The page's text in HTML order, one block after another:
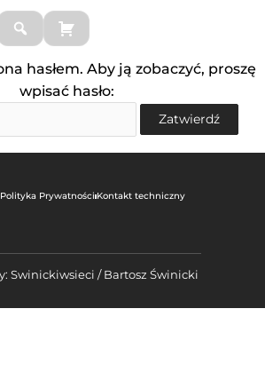
hasłem. Aby ją zobaczyć, proszę
wpisać hasło:
Polityka Prywatności Kontakt techniczny
Swinickiwsieci / Bartosz Świnicki